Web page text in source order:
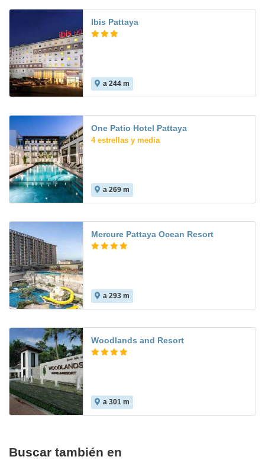
Ibis Pattaya
a 244 m
One Patio Hotel Pattaya
4 estrellas y media
a 269 m
Mercure Pattaya Ocean Resort
a 293 m
Woodlands and Resort
a 301 m
Buscar también en